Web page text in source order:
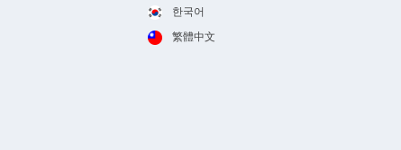
한국어
繁體中文